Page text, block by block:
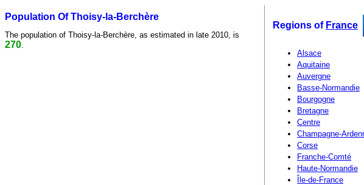
Population Of Thoisy-la-Berchère
The population of Thoisy-la-Berchère, as estimated in late 2010, is
270
Regions of France
Alsace
Aquitaine
Auvergne
Basse-Normandie
Bourgogne
Bretagne
Centre
Champagne-
Corse
Franche-Comté
Haute-Normandie
Île-de-France